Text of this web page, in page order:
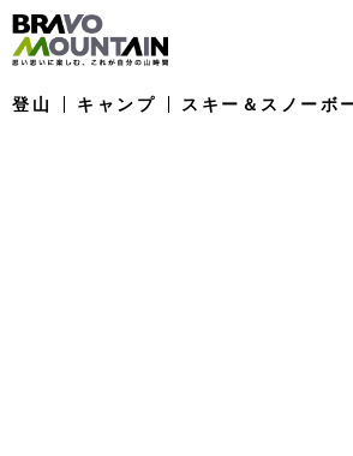
登山 キャンプ スキー＆スノーボ